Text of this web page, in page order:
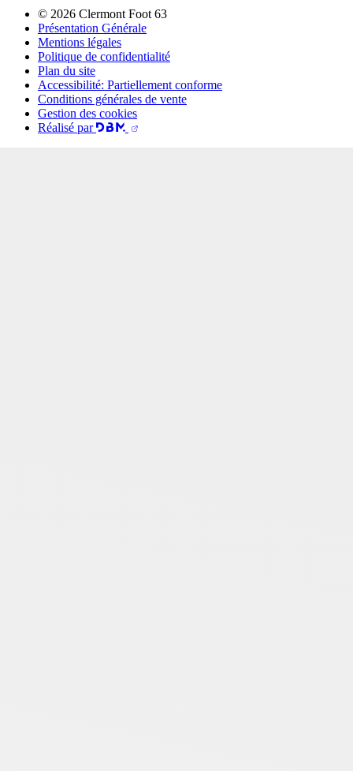
© 2026 Clermont Foot 63
Présentation Générale
Mentions légales
Politique de confidentialité
Plan du site
Accessibilité: Partiellement conforme
Conditions générales de vente
Gestion des cookies
Réalisé par